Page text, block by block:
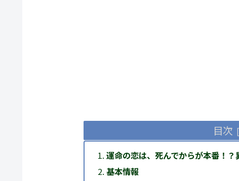
目次
運命の恋は、死んでからが本番！
基本情報